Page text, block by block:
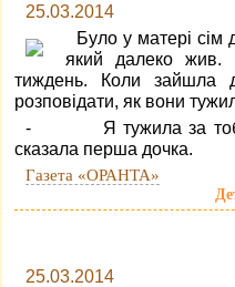
25.03.2014
Було у матері сім
який далеко жив.
тиждень. Коли зайшла
розповідати, як вони
- Я тужила за тобою
сказала перша дочка.
Газета «ОРАНТА»
25.03.2014